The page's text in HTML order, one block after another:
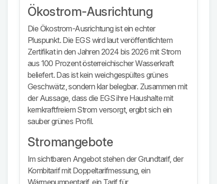
Ökostrom-Ausrichtung
Die Ökostrom-Ausrichtung ist ein echter
Pluspunkt. Die EGS wird laut veröffentlichtem
Zertifikat in den Jahren 2024 bis 2026 mit Strom
aus 100 Prozent österreichischer Wasserkraft
beliefert. Das ist kein weichgespültes grünes
Geschwätz, sondern klar belegbar. Zusammen mit
der Aussage, dass die EGS ihre Haushalte mit
kernkraftfreiem Strom versorgt, ergibt sich ein
sauber grünes Profil.
Stromangebote
Im sichtbaren Angebot stehen der Grundtarif, der
Kombitarif mit Doppeltarifmessung, ein